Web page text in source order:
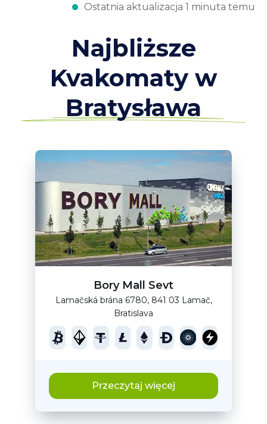
Ostatnia aktualizacja 1 minuta temu
Najbliższe
Kvakomaty w
Bratysława
Bory Mall Sevt
Lamačská brána 6780, 841 03 Lamač,
Bratislava
Przeczytaj więcej